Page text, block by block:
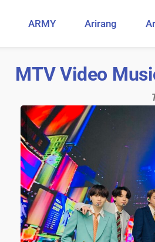
ARMY Arirang
MTV Video